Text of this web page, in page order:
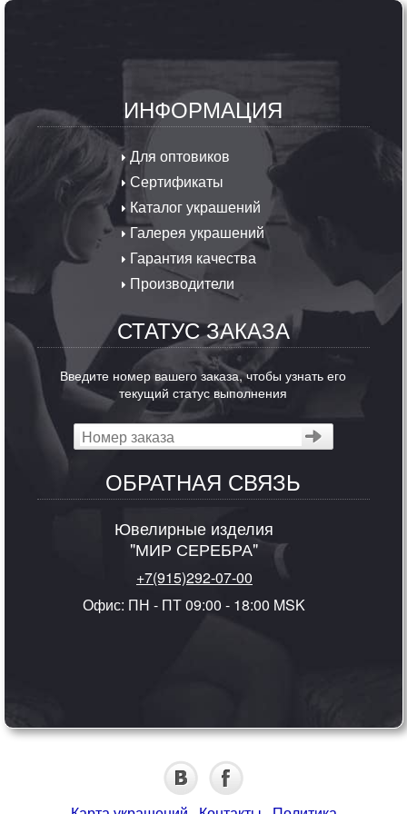
ИНФОРМАЦИЯ
Для оптовиков
Сертификаты
Каталог украшений
Галерея украшений
Гарантия качества
Производители
СТАТУС ЗАКАЗА
Введите номер вашего заказа, чтобы узнать его
текущий статус выполнения
ОБРАТНАЯ СВЯЗЬ
Ювелирные изделия
"МИР СЕРЕБРА"
+7(915)292-07-00
Офис: ПН - ПТ 09:00 - 18:00 MSK